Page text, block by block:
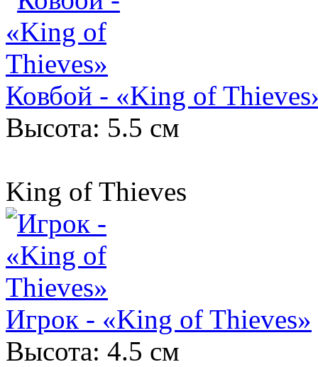
Ковбой - «King of
Высота: 5.5 см
King of Thieves
Игрок - «King of Thieves»
Высота: 4.5 см